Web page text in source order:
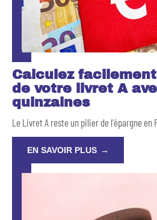
Calculez
de votre livret A
quinzaines
Le Livret A reste un pilier de l'épargne en
EN SAVOIR PLUS